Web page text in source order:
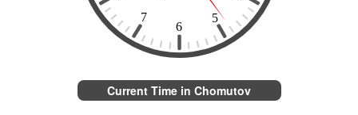
Current Time in Chomutov